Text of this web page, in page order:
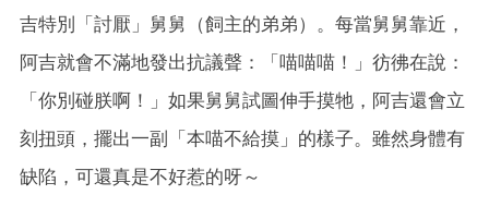
吉特別「討厭」舅舅（飼主的弟弟）。每當舅舅靠近，
阿吉就會不滿地發出抗議聲：「喵喵喵！」彷彿在說：
「你別碰朕啊！」如果舅舅試圖伸手摸牠，阿吉還會立
刻扭頭，擺出一副「本喵不給摸」的樣子。雖然身體有
缺陷，可還真是不好惹的呀～